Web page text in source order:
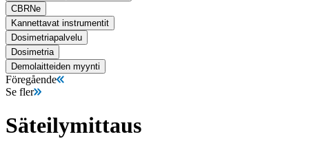
CBRNe
Kannettavat instrumentit
Dosimetriapalvelu
Dosimetria
Demolaitteiden myynti
Föregående
Se fler
Säteilymittaus